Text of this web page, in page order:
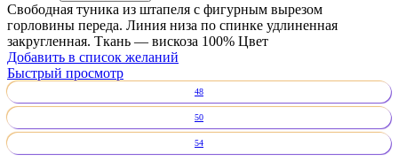
Свободная туника из штапеля с фигурным вырезом
горловины переда. Линия низа по спинке удлиненная
закругленная. Ткань — вискоза 100% Цвет
Добавить в список желаний
Быстрый просмотр
48
50
54